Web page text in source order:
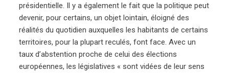
présidentielle. Il y a également le fait que la politique peut
devenir, pour certains, un objet lointain, éloigné des
réalités du quotidien auxquelles les habitants de certains
territoires, pour la plupart reculés, font face. Avec un
taux d’abstention proche de celui des élections
européennes, les législatives « sont vidées de leur sens